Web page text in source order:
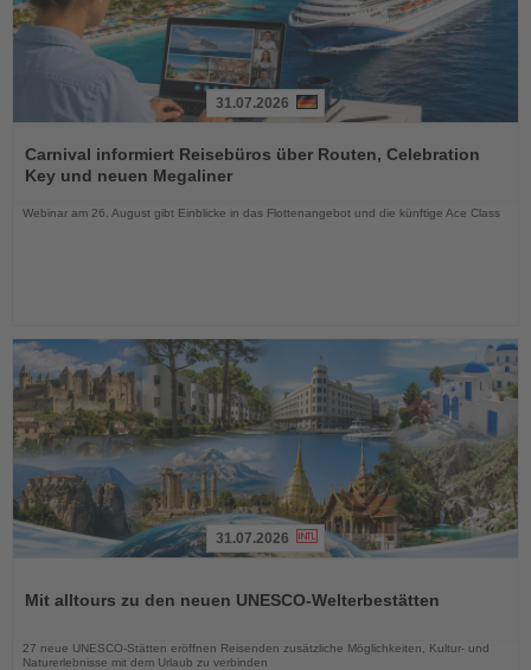
Sie
die
Nachrichten
31.07.2026
Carnival informiert Reisebüros über Routen, Celebration
Key und neuen Megaliner
Webinar am 26. August gibt Einblicke in das Flottenangebot und die künftige Ace Class
die
31.07.2026
Mit alltours zu den neuen UNESCO-Welterbestätten
27 neue UNESCO-Stätten eröffnen Reisenden zusätzliche Möglichkeiten, Kultur- und
Naturerlebnisse mit dem Urlaub zu verbinden